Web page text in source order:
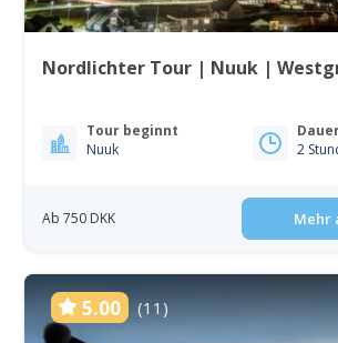
Nordlichter Tour | Nuuk |
Tour beginnt
Nuuk
2
Ab 750 DKK Mehr
5.00 (11)